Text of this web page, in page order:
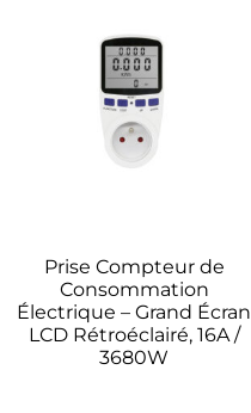
Prise Compteur de
Consommation
Électrique – Grand Écran
LCD Rétroéclairé, 16A /
3680W